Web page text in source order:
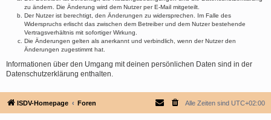
zu ändern. Die Änderung wird dem Nutzer per E-Mail mitgeteilt.
Der Nutzer ist berechtigt, den Änderungen zu widersprechen. Im Falle des
Widerspruchs erlischt das zwischen dem Betreiber und dem Nutzer bestehende
Vertragsverhältnis mit sofortiger Wirkung.
Die Änderungen gelten als anerkannt und verbindlich, wenn der Nutzer den
Änderungen zugestimmt hat.
Informationen über den Umgang mit deinen persönlichen Daten sind in der
Datenschutzerklärung enthalten.
ISDV-Homepage Foren Alle Zeiten sind UTC+02:00